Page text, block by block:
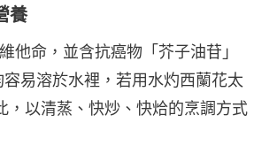
養
他命，並含抗癌物「芥子油苷」
易溶於水裡，若用水灼西蘭花太
，以清蒸、快炒、快烚的烹調方式